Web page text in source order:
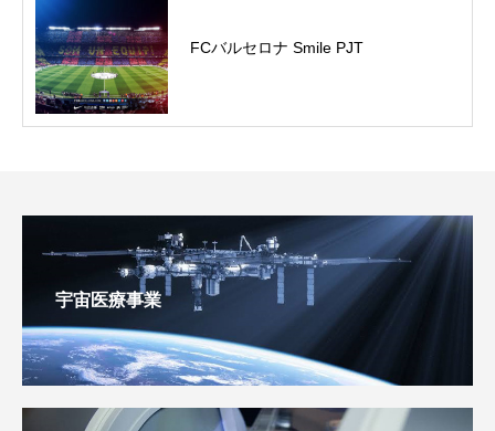
FCバルセロナ Smile PJT
宇宙医療事業